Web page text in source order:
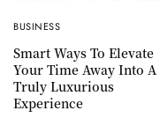
BUSINESS
Smart Ways To Elevate
Your Time Away Into A
Truly Luxurious
Experience